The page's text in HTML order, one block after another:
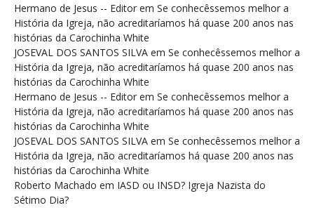
Hermano de Jesus -- Editor em Se conhecêssemos melhor a
História da Igreja, não acreditaríamos há quase 200 anos nas
histórias da Carochinha White
JOSEVAL DOS SANTOS SILVA em Se conhecêssemos melhor a
História da Igreja, não acreditaríamos há quase 200 anos nas
histórias da Carochinha White
Hermano de Jesus -- Editor em Se conhecêssemos melhor a
História da Igreja, não acreditaríamos há quase 200 anos nas
histórias da Carochinha White
JOSEVAL DOS SANTOS SILVA em Se conhecêssemos melhor a
História da Igreja, não acreditaríamos há quase 200 anos nas
histórias da Carochinha White
Roberto Machado em IASD ou INSD? Igreja Nazista do
Sétimo Dia?